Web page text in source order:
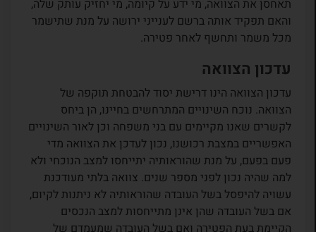
תאחסן את הצוואה, מי ידע על קיומה, מי יחזיק עותק שלה,
והאם תפקיד אותה ברשם לענייני ירושה על מנת שתישמר
מכל משמר ותחשף לאחר פטירה.
עדכון הצוואה
עדכון הצוואה הינו דרישת יסוד להבטחת תוקפה של
הצוואה. נוכח השינויים המתרחשים בחיינו, הן ביחס
לקשרים שאנו מקיימים עם בני משפחה וכן לאור השינויים
האפשריים במצבת רכושנו, נכון לעדכן את הצוואה מדי
פעם בפעם, על מנת שהוראותיה יתייחסו למצב הנוכחי ולא
למה שהיה נכון לפני מספר שנים. צוואה בלתי מעודכנת
עשויה להיפסל בשל העובדה שהוראותיה לא ניתנות לקיום,
אם בשל העובדה שהן אינן מתייחסות למצב הנכסים